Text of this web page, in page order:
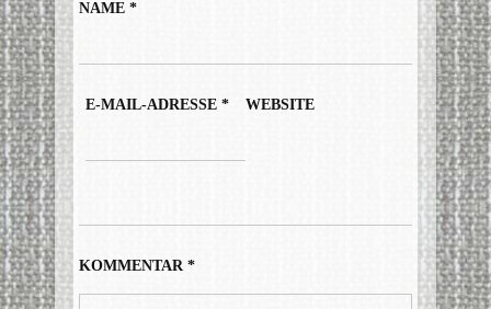
NAME*
E-MAIL-ADRESSE* WEBSITE
KOMMENTAR*